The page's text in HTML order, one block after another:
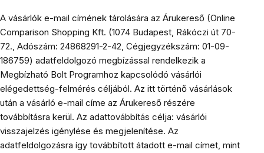
A vásárlók e-mail címének tárolására az Árukereső (Online
Comparison Shopping Kft. (1074 Budapest, Rákóczi út 70-
72., Adószám: 24868291-2-42, Cégjegyzékszám: 01-09-
186759) adatfeldolgozó megbízással rendelkezik a
Megbízható Bolt Programhoz kapcsolódó vásárlói
elégedettség-felmérés céljából. Az itt történő vásárlások
után a vásárló e-mail címe az Árukereső részére
továbbításra kerül. Az adattovábbítás célja: vásárlói
visszajelzés igénylése és megjelenítése. Az
adatfeldolgozásra így továbbított átadott e-mail címet, mint